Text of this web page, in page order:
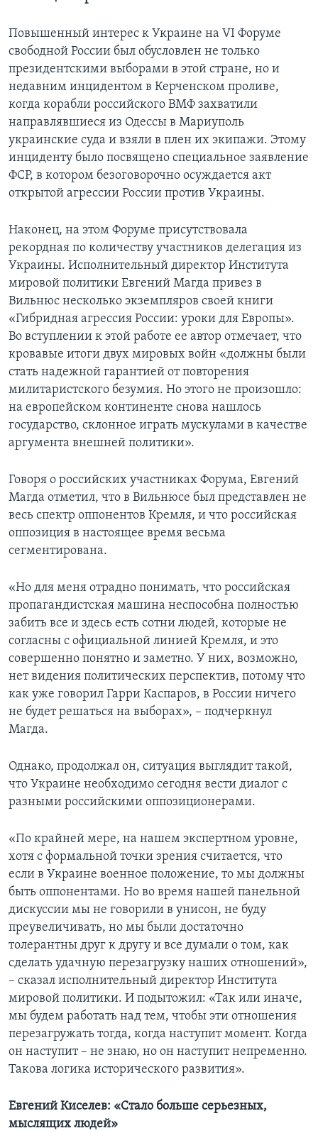
Повышенный интерес к Украине на VI Форуме
свободной России был обусловлен не только
президентскими выборами в этой стране, но и
недавним инцидентом в Керченском проливе,
когда корабли российского ВМФ захватили
направлявшиеся из Одессы в Мариуполь
украинские суда и взяли в плен их экипажи. Этому
инциденту было посвящено специальное заявление
ФСР, в котором безоговорочно осуждается акт
открытой агрессии России против Украины.
Наконец, на этом Форуме присутствовала
рекордная по количеству участников делегация из
Украины. Исполнительный директор Института
мировой политики Евгений Магда привез в
Вильнюс несколько экземпляров своей книги
«Гибридная агрессия России: уроки для Европы».
Во вступлении к этой работе ее автор отмечает, что
кровавые итоги двух мировых войн «должны были
стать надежной гарантией от повторения
милитаристского безумия. Но этого не произошло:
на европейском континенте снова нашлось
государство, склонное играть мускулами в качестве
аргумента внешней политики».
Говоря о российских участниках Форума, Евгений
Магда отметил, что в Вильнюсе был представлен не
весь спектр оппонентов Кремля, и что российская
оппозиция в настоящее время весьма
сегментирована.
«Но для меня отрадно понимать, что российская
пропагандистская машина неспособна полностью
забить все и здесь есть сотни людей, которые не
согласны с официальной линией Кремля, и это
совершенно понятно и заметно. У них, возможно,
нет видения политических перспектив, потому что
как уже говорил Гарри Каспаров, в России ничего
не будет решаться на выборах», – подчеркнул
Магда.
Однако, продолжал он, ситуация выглядит такой,
что Украине необходимо сегодня вести диалог с
разными российскими оппозиционерами.
«По крайней мере, на нашем экспертном уровне,
хотя с формальной точки зрения считается, что
если в Украине военное положение, то мы должны
быть оппонентами. Но во время нашей панельной
дискуссии мы не говорили в унисон, не буду
преувеличивать, но мы были достаточно
толерантны друг к другу и все думали о том, как
сделать удачную перезагрузку наших отношений»,
– сказал исполнительный директор Института
мировой политики. И подытожил: «Так или иначе,
мы будем работать над тем, чтобы эти отношения
перезагружать тогда, когда наступит момент. Когда
он наступит – не знаю, но он наступит непременно.
Такова логика исторического развития».
Евгений Киселев: «Стало больше серьезных,
мыслящих людей»